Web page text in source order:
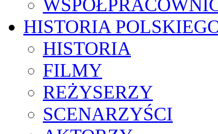
HISTORIA
HISTORIA
FILMY
REŻYSERZY
SCENARZYŚCI